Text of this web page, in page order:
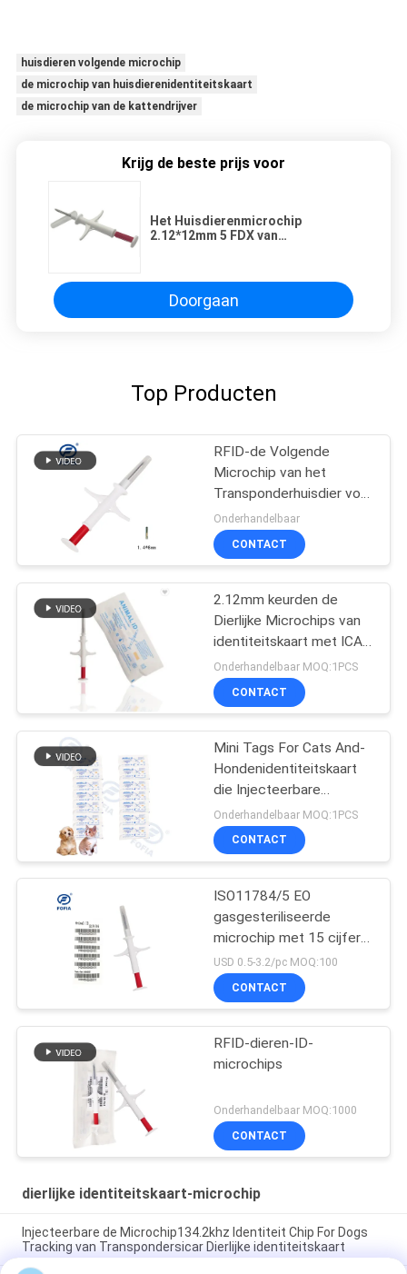
huisdieren volgende microchip
de microchip van huisdierenidentiteitskaart
de microchip van de kattendrijver
Krijg de beste prijs voor
Het Huisdierenmicrochip
2.12*12mm 5 FDX van
Transponders van B
Doorgaan
Top Producten
RFID-de Volgende
Microchip van het
Transponderhuisdier voor
dier
Onderhandelbaar
CONTACT
2.12mm keurden de
Dierlijke Microchips van
identiteitskaart met ICAR
6 Streepjescodestickers
goed
Onderhandelbaar MOQ:1PCS
CONTACT
Mini Tags For Cats And-
Hondenidentiteitskaart
die Injecteerbare
Microchips lezen onder
Huid IP67
Onderhandelbaar MOQ:1PCS
CONTACT
ISO11784/5 EO
gasgesteriliseerde
microchip met 15 cijfers
als dier-ID-nummer
USD 0.5-3.2/pc MOQ:100
CONTACT
RFID-dieren-ID-
microchips
Onderhandelbaar MOQ:1000
CONTACT
dierlijke identiteitskaart-microchip
Injecteerbare de Microchip134.2khz Identiteit Chip For Dogs
Tracking van Transpondersicar Dierlijke identiteitskaart